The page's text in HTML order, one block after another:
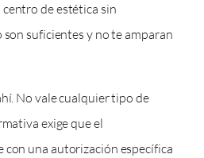
de estética sin
suficientes y no te amparan
No vale cualquier tipo de
exige que el
una autorización específica